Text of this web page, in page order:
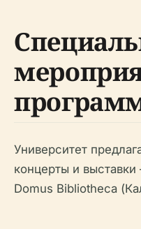
Университет
концерты и
Domus Bibliotheca